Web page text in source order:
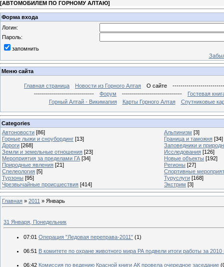
[АВТОМОБИЛЕМ ПО ГОРНОМУ АЛТАЮ]
Форма входа
Логин:
Пароль:
запомнить
Меню сайта
Главная страница Новости из Горного Алтая О сайте
------------------------------
Форум ------------------------------
Гостевая
Горный Алтай - Викимапия
Карты Горного Алтая Спутниковые
Categories
Автоновости [86] Альпинизм [3]
Горные лыжи и сноубординг [13] Граница и таможня [34]
Дороги [268]
Заповедники и
Земли и земельные отношения [23] Исследования [126]
Мероприятия за пределами ГА [34] Новые объекты [192]
Природные явления [21] Регионы [27]
Спелеология [5]
Спортивные
Турзоны [95] Туруслуги [168]
Чрезвычайные происшествия [414] Экстрим [3]
Главная » 2011 » Январь
31 Января, Понедельник
07:01 Операция "Ледовая переправа-2011" (1)
06:51 В комитете по охране животного мира РА подвели итоги работы за 2010
06:42 Комиссия по ведению Красной книги АК провела очередное заседание